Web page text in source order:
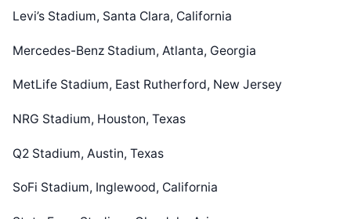
Levi’s Stadium, Santa Clara, California
Mercedes-Benz Stadium, Atlanta, Georgia
MetLife Stadium, East Rutherford, New Jersey
NRG Stadium, Houston, Texas
Q2 Stadium, Austin, Texas
SoFi Stadium, Inglewood, California